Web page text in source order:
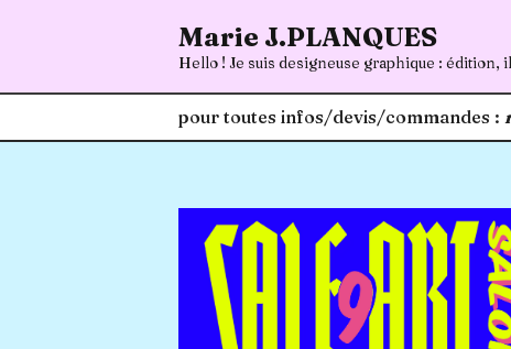
contenu
Marie J.PLANQUES
Hello ! Je suis designeuse graphique : édition,
pour toutes infos/devis/commandes :